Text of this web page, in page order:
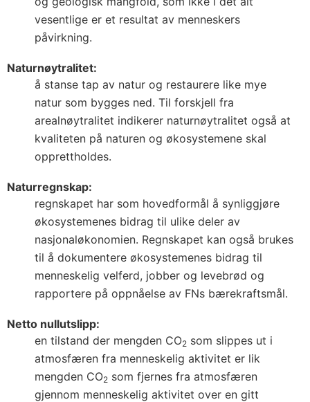
vesentlige er et resultat av menneskers
påvirkning.
Naturnøytralitet:
å stanse tap av natur og restaurere like mye
natur som bygges ned. Til forskjell fra
arealnøytralitet indikerer naturnøytralitet også at
kvaliteten på naturen og økosystemene skal
opprettholdes.
Naturregnskap:
regnskapet har som hovedformål å synliggjøre
økosystemenes bidrag til ulike deler av
nasjonaløkonomien. Regnskapet kan også brukes
til å dokumentere økosystemenes bidrag til
menneskelig velferd, jobber og levebrød og
rapportere på oppnåelse av FNs bærekraftsmål.
Netto nullutslipp:
en tilstand der mengden CO2 som slippes ut i
atmosfæren fra menneskelig aktivitet er lik
mengden CO2 som fjernes fra atmosfæren
gjennom menneskelig aktivitet over en gitt